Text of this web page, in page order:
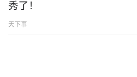
秀了！
天下事